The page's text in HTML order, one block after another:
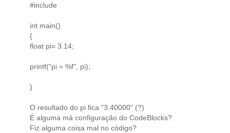
#include
int main()
{
float pi= 3.14;
printf("pi = %f", pi);
}
O resultado do pi fica "3.40000" (?)
É alguma má configuração do CodeBlocks?
Fiz alguma coisa mal no código?